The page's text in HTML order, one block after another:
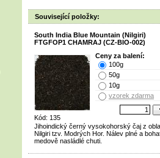
Související položky:
South India Blue Mountain (Nilgiri)
FTGFOP1 CHAMRAJ (CZ-BIO-002)
Kód: 135
Ceny za balení:
100g
50g
10g
vzorek zdarma
Jihoindický černý vysokohorský čaj z
Nilgiri tzv. Modrých Hor. Nálev plné a
medově nasládlé chuti.